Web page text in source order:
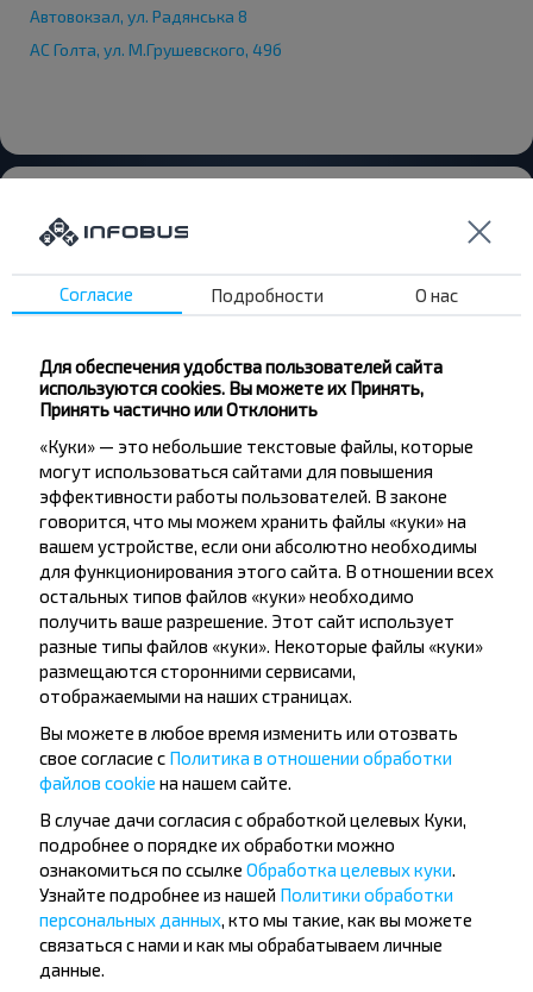
Автовокзал, ул. Радянська 8
АС Голта, ул. М.Грушевского, 49б
Хотите
дешевле?
Не пропусти специальные акции, скидки и
другие интересные предложения INFOBUS.
Подпишись на получение новостей и
путешествуй с нами дешевле!
Подписаться
Популярные автобусные
направления
Орша - Могилёв
Минск - Несвиж
Минск - Могилёв
Минск - Пинск
Минск - Барановичи
Гомель - Минск
Брест - Тересполь
Согласие Подробности О нас
Для обеспечения удобства пользователей сайта
используются cookies. Вы можете их Принять,
Принять частично или Отклонить
«Куки» — это небольшие текстовые файлы, которые
могут использоваться сайтами для повышения
эффективности работы пользователей. В законе
говорится, что мы можем хранить файлы «куки» на
вашем устройстве, если они абсолютно необходимы
для функционирования этого сайта. В отношении всех
остальных типов файлов «куки» необходимо
получить ваше разрешение. Этот сайт использует
разные типы файлов «куки». Некоторые файлы «куки»
размещаются сторонними сервисами,
отображаемыми на наших страницах.
Вы можете в любое время изменить или отозвать
свое согласие с Политика в отношении обработки
файлов cookie на нашем сайте.
В случае дачи согласия с обработкой целевых Куки,
подробнее о порядке их обработки можно
ознакомиться по ссылке Обработка целевых куки
Узнайте подробнее из нашей Политики обработки
персональных данных , кто мы такие, как вы можете
связаться с нами и как мы обрабатываем личные
данные.